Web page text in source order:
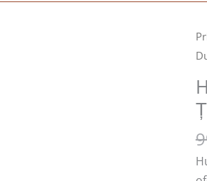
cu
cu
2